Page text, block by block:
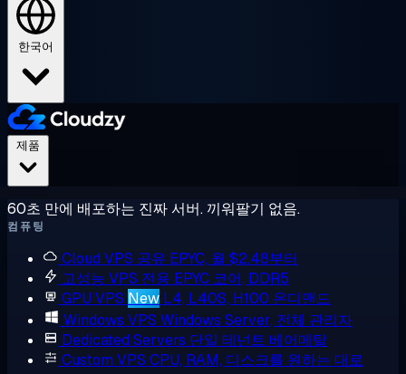
한국어
60초 만에 배포하는 진짜 서버. 끼워팔기 없음.
컴퓨팅
Cloud VPS 공유 EPYC, 월 $2.48부터
고성능 VPS 전용 EPYC 코어, DDR5
GPU VPS New L4, L40S, H100 온디맨드
Windows VPS Windows Server, 전체 관리자
Dedicated Servers 단일 테넌트 베어메탈
Custom VPS CPU, RAM, 디스크를 원하는 대로